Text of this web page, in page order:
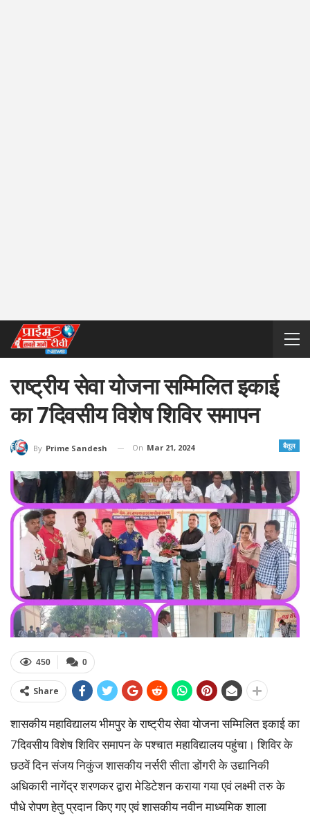
राष्ट्रीय सेवा योजना सम्मिलित इकाई
का 7दिवसीय विशेष शिविर समापन
बैतूल
By Prime Sandesh On Mar 21, 2024
0
450
Share
शासकीय महाविद्यालय भीमपुर के राष्ट्रीय सेवा योजना सम्मिलित इकाई का
7दिवसीय विशेष शिविर समापन के पश्चात महाविद्यालय पहुंचा। शिविर के
छठवें दिन संजय निकुंज शासकीय नर्सरी सीता डोंगरी के उद्यानिकी
अधिकारी नागेंद्र शरणकर द्वारा मेडिटेशन कराया गया एवं लक्ष्मी तरु के
पौधे रोपण हेतु प्रदान किए गए एवं शासकीय नवीन माध्यमिक शाला